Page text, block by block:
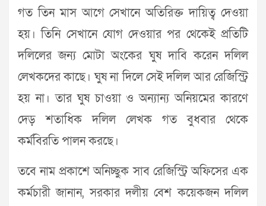
গত তিন মাস আগে সেখানে অতিরিক্ত দায়িত্ব দেওয়া
হয়। তিনি সেখানে যোগ দেওয়ার পর থেকেই প্রতিটি
দলিলের জন্য মোটা অংকের ঘুষ দাবি করেন দলিল
লেখকদের কাছে। ঘুষ না দিলে সেই দলিল আর রেজিস্ট্রি
হয় না। তার ঘুষ চাওয়া ও অন্যান্য অনিয়মের কারণে
দেড় শতাধিক দলিল লেখক গত বুধবার থেকে
কর্মবিরতি পালন করছে।
তবে নাম প্রকাশে অনিচ্ছুক সাব রেজিস্ট্রি অফিসের এক
কর্মচারী জানান, সরকার দলীয় বেশ কয়েকজন দলিল